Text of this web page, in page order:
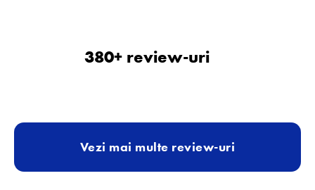
380+ review-uri
Vezi mai multe review-uri